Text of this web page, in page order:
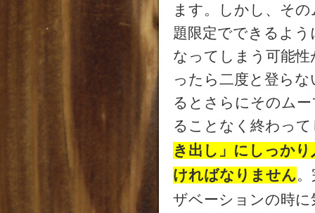
ます。しかし、そ
題限定でできるよ
なってしまう可能
ったら二度と登ら
るとさらにそのム
ることなく終わっ
き出し」にしっか
ければなりません
ザベーションの時